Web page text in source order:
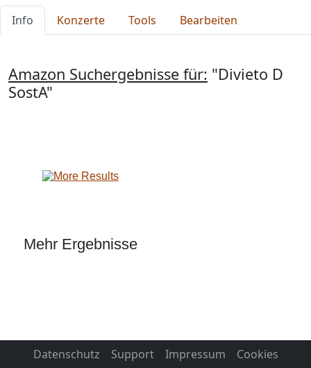
Info Konzerte Tools Bearbeiten
Amazon Suchergebnisse für: "Divieto D
SostA"
Mehr Ergebnisse
Datenschutz Support Impressum Cookies